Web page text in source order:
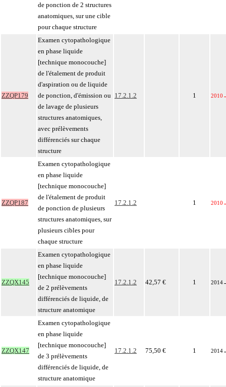
de ponction de 2 structures
anatomiques, sur une cible
pour chaque structure
ZZQP179
Examen cytopathologique
en phase liquide
[technique monocouche]
de l'étalement de produit
d'aspiration ou de liquide
de ponction, d'émission ou
de lavage de plusieurs
structures anatomiques,
avec prélèvements
différenciés sur chaque
structure
17.2.1.2 1 2010
ZZQP187
Examen cytopathologique
en phase liquide
[technique monocouche]
de l'étalement de produit
de ponction de plusieurs
structures anatomiques, sur
plusieurs cibles pour
chaque structure
17.2.1.2 1 2010
ZZQX145
Examen cytopathologique
en phase liquide
[technique monocouche]
de 2 prélèvements
différenciés de liquide, de
structure anatomique
17.2.1.2 42,57 € 1 2014
ZZQX147
Examen cytopathologique
en phase liquide
[technique monocouche]
de 3 prélèvements
différenciés de liquide, de
structure anatomique
17.2.1.2 75,50 € 1 2014